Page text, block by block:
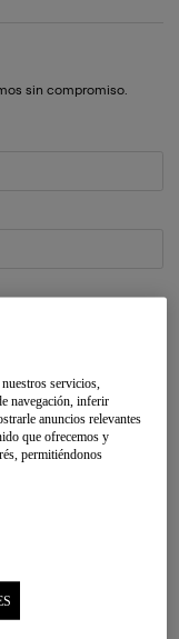
sin compromiso.
servicios,
navegación, inferir
anuncios relevantes
que ofrecemos y
permitiéndonos